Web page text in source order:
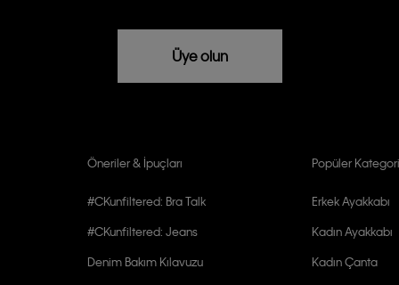
Üye olun
Öneriler & İpuçları
#CKunfiltered: Bra Talk
#CKunfiltered: Jeans
Denim Bakım Kılavuzu
Popüler
Erkek Ayakkabı
Kadın Ayakkabı
Kadın Çanta